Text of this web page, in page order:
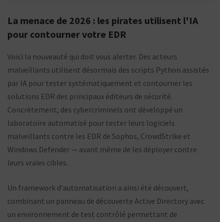
La menace de 2026 : les pirates utilisent l'IA
pour contourner votre EDR
Voici la nouveauté qui doit vous alerter. Des acteurs
malveillants utilisent désormais des scripts Python assistés
par IA pour tester systématiquement et contourner les
solutions EDR des principaux éditeurs de sécurité.
Concrètement, des cybercriminels ont développé un
laboratoire automatisé pour tester leurs logiciels
malveillants contre les EDR de Sophos, CrowdStrike et
Windows Defender — avant même de les déployer contre
leurs vraies cibles.
Un framework d'automatisation a ainsi été découvert,
combinant un panneau de découverte Active Directory avec
un environnement de test contrôlé permettant de